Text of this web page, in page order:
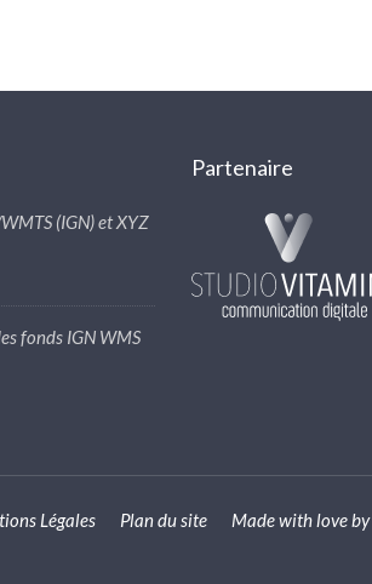
(IGN) et XYZ
fonds IGN WMS
Partenaire
Légales Plan du site Made with love by